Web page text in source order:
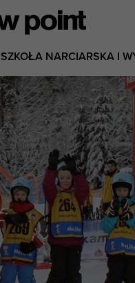
SZKOŁA NARCIARSKA I